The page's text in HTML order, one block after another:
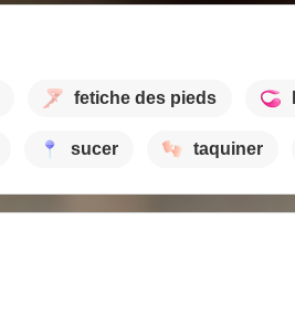
fetiche des pieds
sucer taquiner